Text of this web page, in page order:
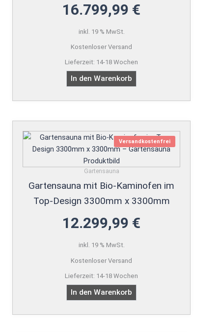
16.799,99 €
inkl. 19 % MwSt.
Kostenloser Versand
Lieferzeit: 14-18 Wochen
In den Warenkorb
Versandkostenfrei
Gartensauna
Gartensauna mit Bio-Kaminofen im
Top-Design 3300mm x 3300mm
12.299,99 €
inkl. 19 % MwSt.
Kostenloser Versand
Lieferzeit: 14-18 Wochen
In den Warenkorb